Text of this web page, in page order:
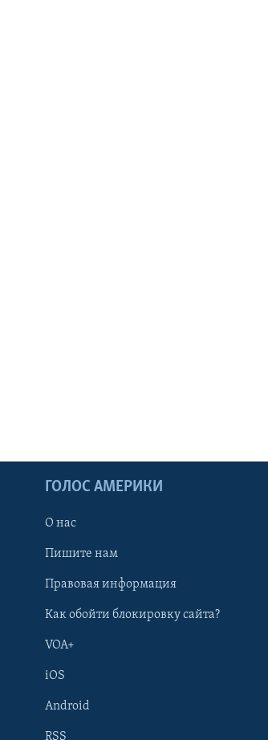
ГОЛОС АМЕРИКИ
О нас
Пишите нам
Правовая информация
Как обойти блокировку сайта?
VOA+
iOS
Android
RSS